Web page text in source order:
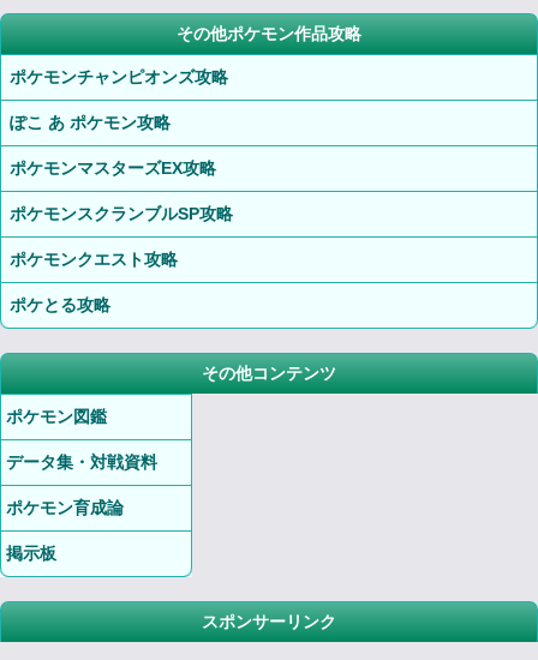
その他ポケモン作品攻略
ポケモンチャンピオンズ攻略
ぽこ あ ポケモン攻略
ポケモンマスターズEX攻略
ポケモンスクランブルSP攻略
ポケモンクエスト攻略
ポケとる攻略
その他コンテンツ
ポケモン図鑑
データ集・対戦資料
ポケモン育成論
掲示板
スポンサーリンク